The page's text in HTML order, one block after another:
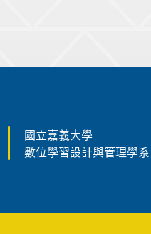
國立嘉義大學
數位學習設計與管理學系